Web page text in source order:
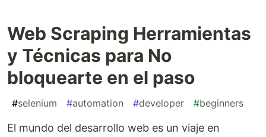
Web Scraping Herramientas
y Técnicas para No
bloquearte en el paso
#selenium #automation #developer #beginners
El mundo del desarrollo web es un viaje en